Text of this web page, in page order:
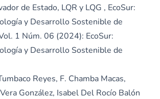
de Estado, LQR y LQG , EcoSur:
y Desarrollo Sostenible de
1 Núm. 06 (2024): EcoSur:
y Desarrollo Sostenible de
Reyes, F. Chamba Macas,
González, Isabel Del Rocío Balón